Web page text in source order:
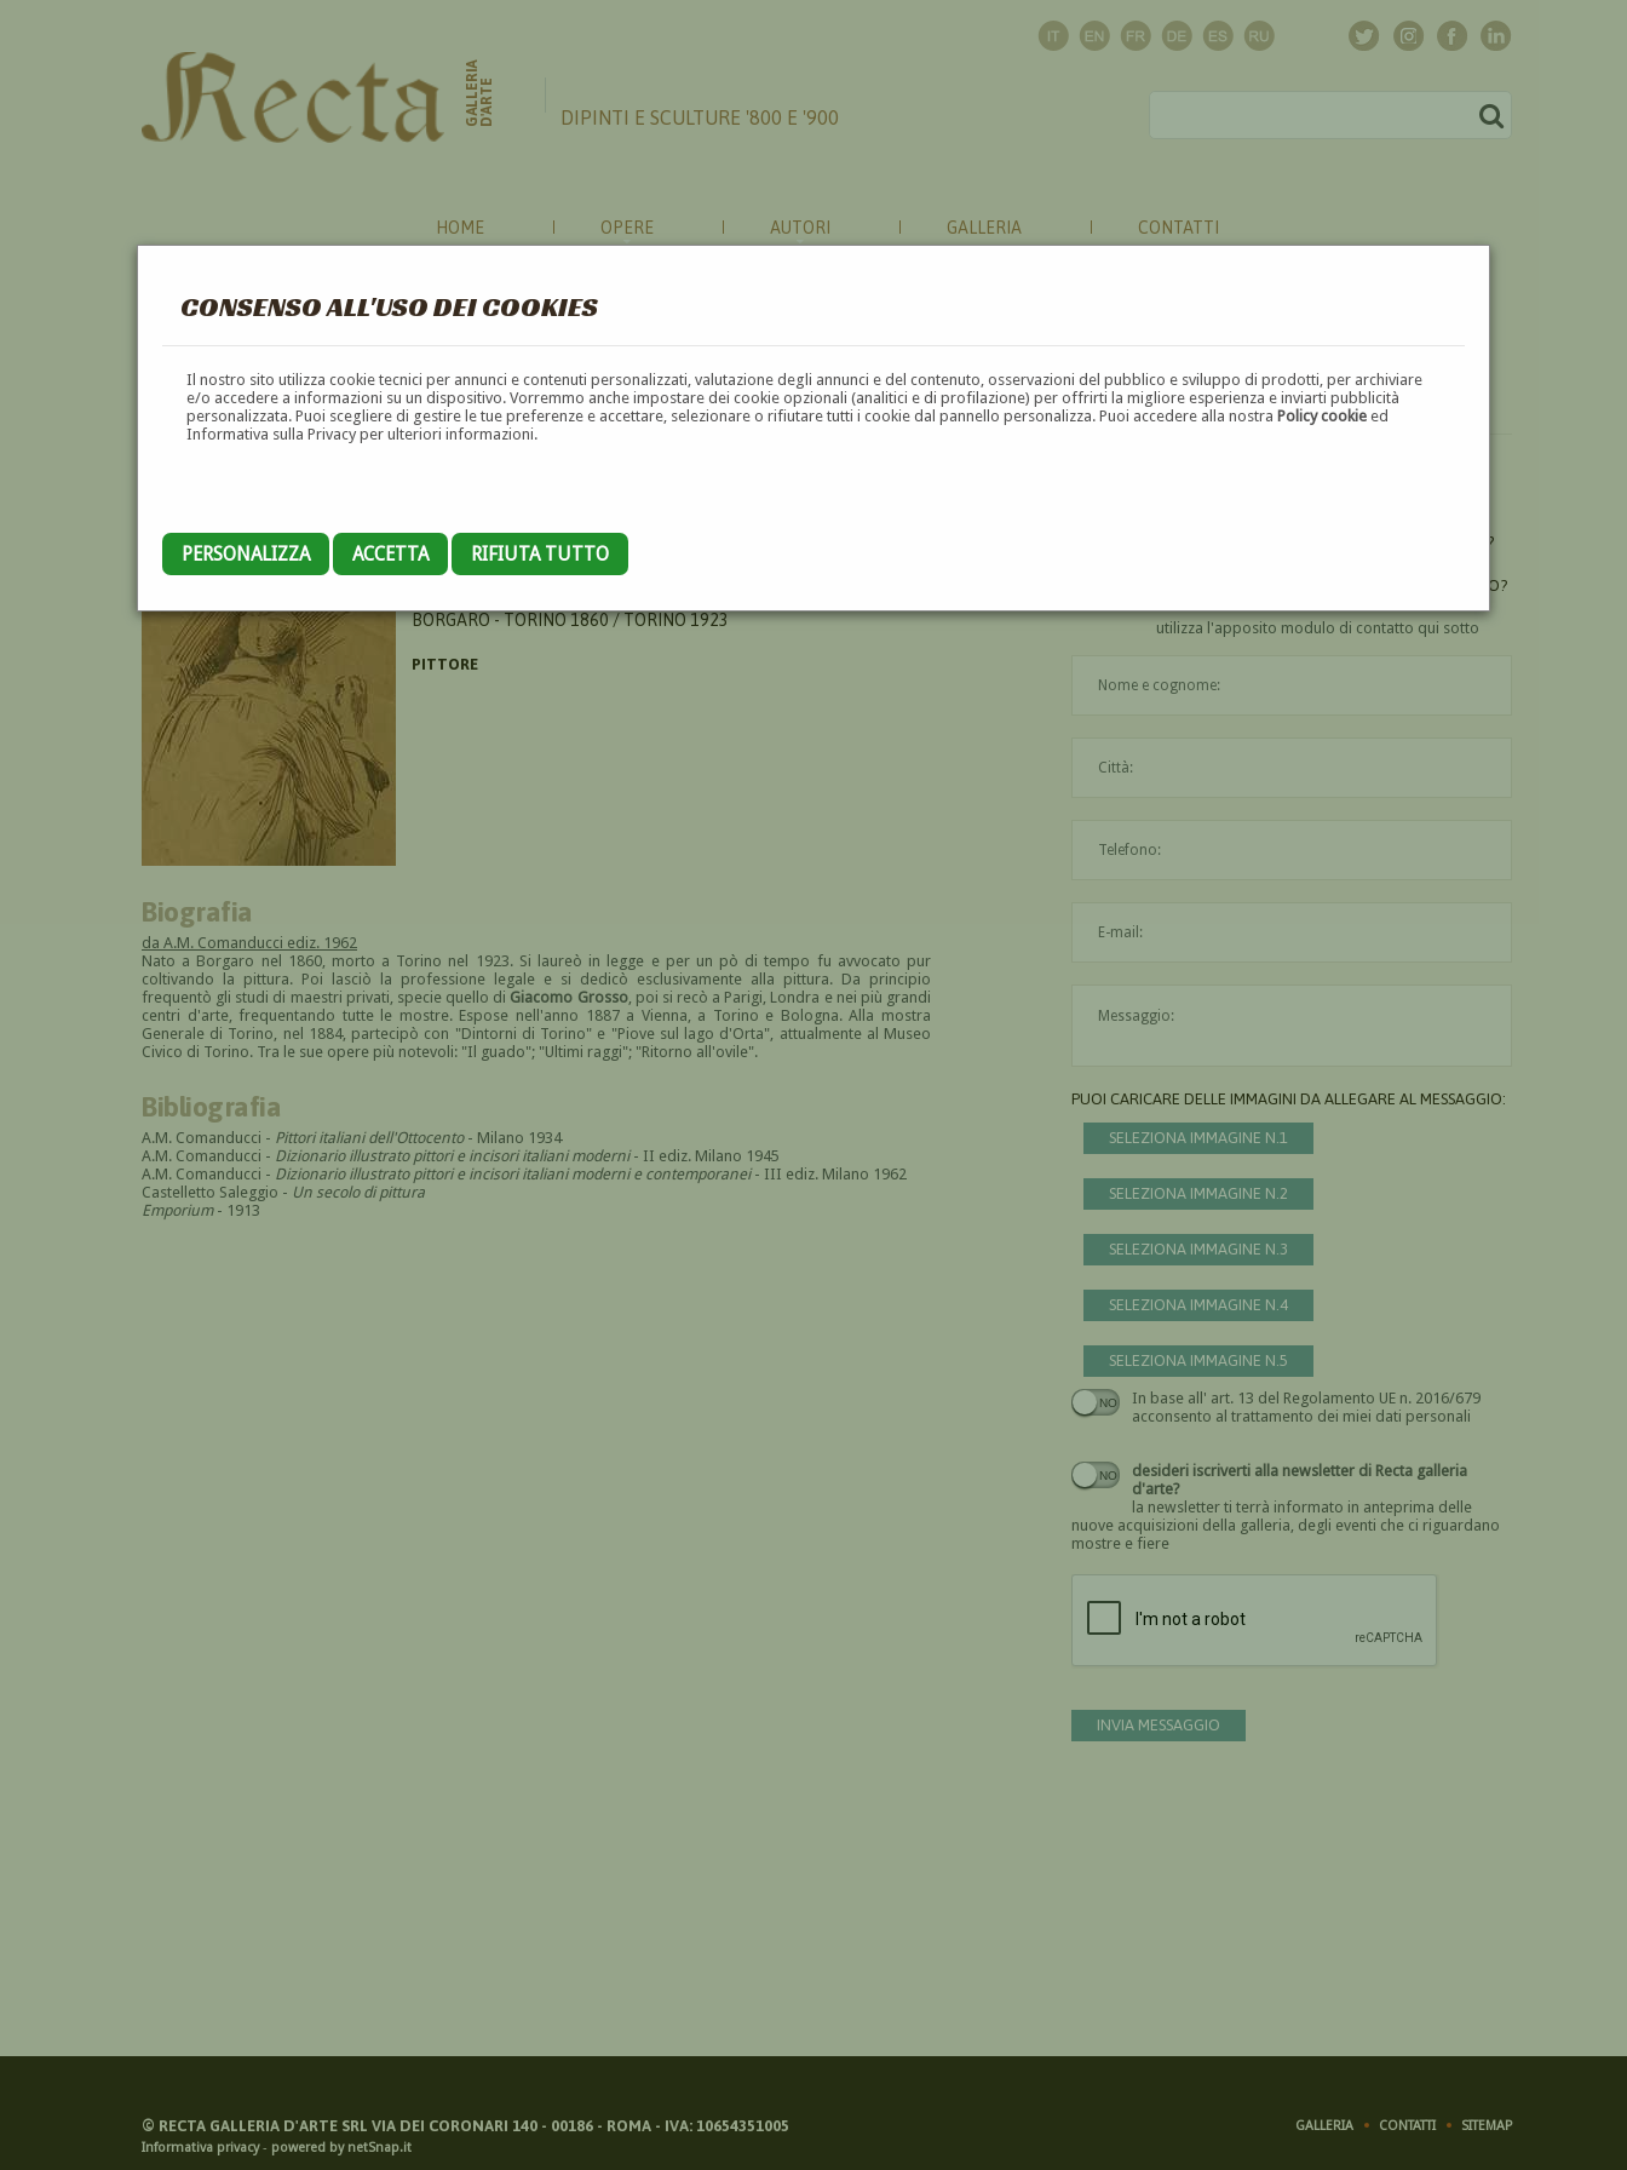
CONSENSO ALL'USO DEI COOKIES
Il nostro sito utilizza cookie tecnici per annunci e contenuti personalizzati, valutazione degli annunci e del contenuto, osservazioni del pubblico e sviluppo di prodotti, per archiviare
e/o accedere a informazioni su un dispositivo. Vorremmo anche impostare dei cookie opzionali (analitici e di profilazione) per offrirti la migliore esperienza e inviarti pubblicità
personalizzata. Puoi scegliere di gestire le tue preferenze e accettare, selezionare o rifiutare tutti i cookie dal pannello personalizza. Puoi accedere alla nostraPolicy cookie ed
Informativa sulla Privacy per ulteriori informazioni.
PERSONALIZZA ACCETTA RIFIUTA TUTTO
GALLERIAD'ARTE DIPINTI E SCULTURE '800 E '900
HOME OPERE AUTORI GALLERIA CONTATTI
LUIGI ARBARELLO
BORGARO - TORINO 1860 / TORINO 1923
PITTORE
Biografia
da A.M. Comanducci ediz. 1962
Nato a Borgaro nel 1860, morto a Torino nel 1923. Si laureò in legge e per un pò di tempo fu avvocato pur
coltivando la pittura. Poi lasciò la professione legale e si dedicò esclusivamente alla pittura. Da principio
frequentò gli studi di maestri privati, specie quello di Giacomo Grosso, poi si recò a Parigi, Londra e nei più grandi
centri d'arte, frequentando tutte le mostre. Espose nell'anno 1887 a Vienna, a Torino e Bologna. Alla mostra
Generale di Torino, nel 1884, partecipò con "Dintorni di Torino" e "Piove sul lago d'Orta", attualmente al Museo
Civico di Torino. Tra le sue opere più notevoli: "Il guado"; "Ultimi raggi"; "Ritorno all'ovile".
Bibliografia
A.M. Comanducci - Pittori italiani dell'Ottocento- Milano 1934
A.M. Comanducci - Dizionario illustrato pittori e incisori italiani moderni- II ediz. Milano 1945
A.M. Comanducci - Dizionario illustrato pittori e incisori italiani moderni e contemporanei- III ediz. Milano 1962
Castelletto Saleggio - Un secolo di pittura
Emporium- 1913
UN'OPERA DI LUIGI ARBARELLO?
UN'OPERA DI LUIGI ARBARELLO?
utilizza l'apposito modulo di contatto qui sotto
PUOI CARICARE DELLE IMMAGINI DA ALLEGARE AL MESSAGGIO:
SELEZIONA IMMAGINE N.1
SELEZIONA IMMAGINE N.2
SELEZIONA IMMAGINE N.3
SELEZIONA IMMAGINE N.4
SELEZIONA IMMAGINE N.5
In base all' art. 13 del Regolamento UE n. 2016/679
acconsento al trattamento dei miei dati personali
Devi dare il consenso
desideri iscriverti alla newsletter di Recta galleria
d'arte?
la newsletter ti terrà informato in anteprima delle
nuove acquisizioni della galleria, degli eventi che ci riguardano
mostre e fiere
INVIA MESSAGGIO
© RECTA GALLERIA D'ARTE SRL VIA DEI CORONARI 140 - 00186 - ROMA - IVA: 10654351005
Informativa privacy- powered by netSnap.it
GALLERIA CONTATTI SITEMAP